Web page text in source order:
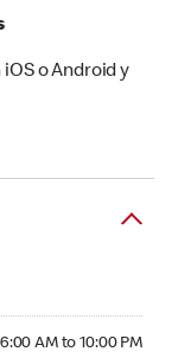
o Android y
AM to 10:00 PM